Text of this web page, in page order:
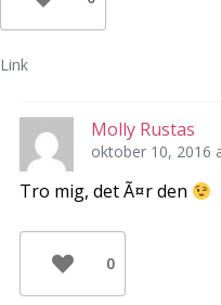
Link
Molly Rustas
oktober 10, 2016
Tro mig, det Ã¤r den
0